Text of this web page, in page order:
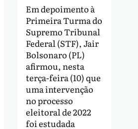
Em depoimento à
Primeira Turma do
Supremo Tribunal
Federal (STF), Jair
Bolsonaro (PL)
afirmou, nesta
terça-feira (10) que
uma intervenção
no processo
eleitoral de 2022
foi estudada